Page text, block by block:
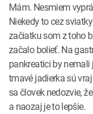
Mám. Nesmiem
Niekedy to cez
začiatku som z toho
začalo bolieť. Na
pankreatici by
tmavé jadierka sú
sa človek nedozvie,
a naozaj je to lepšie.